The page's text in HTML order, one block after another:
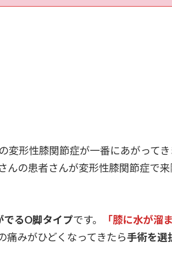
変形性膝関節症が一番にあがってき
んの患者さんが変形性膝関節症で来
でるO脚タイプです。
「膝に水が溜
痛みがひどくなってきたら手術を選